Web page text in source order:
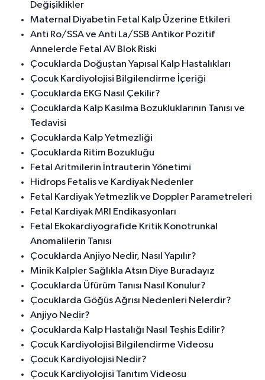
Değişiklikler
Maternal Diyabetin Fetal Kalp Üzerine Etkileri
Anti Ro/SSA ve Anti La/SSB Antikor Pozitif
Annelerde Fetal AV Blok Riski
Çocuklarda Doğuştan Yapısal Kalp Hastalıkları
Çocuk Kardiyolojisi Bilgilendirme İçeriği
Çocuklarda EKG Nasıl Çekilir?
Çocuklarda Kalp Kasılma Bozukluklarının Tanısı ve
Tedavisi
Çocuklarda Kalp Yetmezliği
Çocuklarda Ritim Bozukluğu
Fetal Aritmilerin İntrauterin Yönetimi
Hidrops Fetalis ve Kardiyak Nedenler
Fetal Kardiyak Yetmezlik ve Doppler Parametreleri
Fetal Kardiyak MRI Endikasyonları
Fetal Ekokardiyografide Kritik Konotrunkal
Anomalilerin Tanısı
Çocuklarda Anjiyo Nedir, Nasıl Yapılır?
Minik Kalpler Sağlıkla Atsın Diye Buradayız
Çocuklarda Üfürüm Tanısı Nasıl Konulur?
Çocuklarda Göğüs Ağrısı Nedenleri Nelerdir?
Anjiyo Nedir?
Çocuklarda Kalp Hastalığı Nasıl Teşhis Edilir?
Çocuk Kardiyolojisi Bilgilendirme Videosu
Çocuk Kardiyolojisi Nedir?
Çocuk Kardiyolojisi Tanıtım Videosu